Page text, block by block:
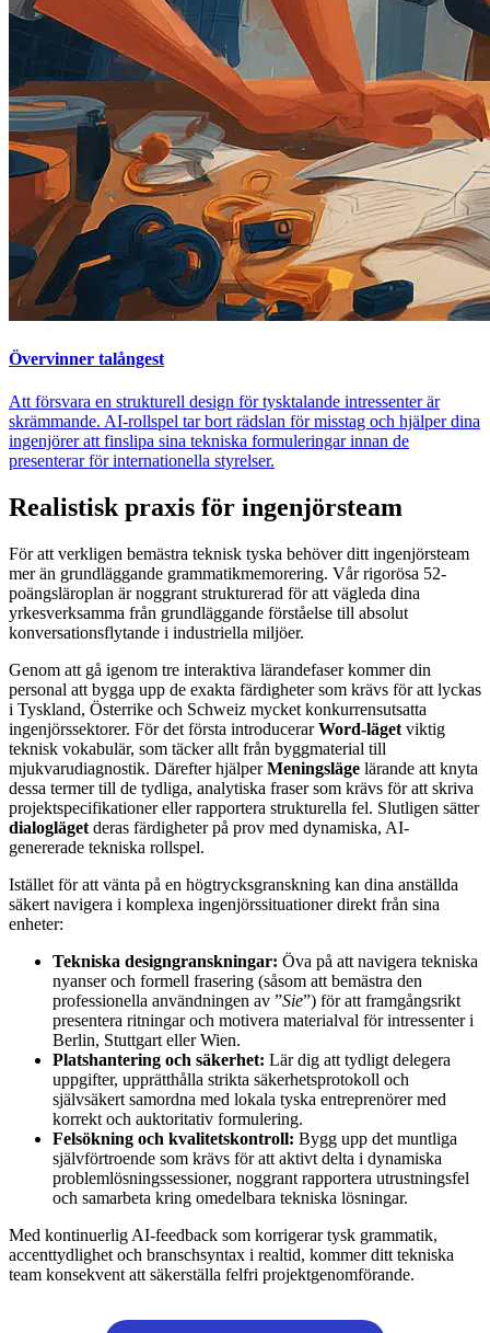
Övervinner talångest
Att försvara en strukturell design för tysktalande intressenter är
skrämmande. AI-rollspel tar bort rädslan för misstag och hjälper dina
ingenjörer att finslipa sina tekniska formuleringar innan de
presenterar för internationella styrelser.
Realistisk praxis för ingenjörsteam
För att verkligen bemästra teknisk tyska behöver ditt ingenjörsteam
mer än grundläggande grammatikmemorering. Vår rigorösa 52-
poängsläroplan är noggrant strukturerad för att vägleda dina
yrkesverksamma från grundläggande förståelse till absolut
konversationsflytande i industriella miljöer.
Genom att gå igenom tre interaktiva lärandefaser kommer din
personal att bygga upp de exakta färdigheter som krävs för att lyckas
i Tyskland, Österrike och Schweiz mycket konkurrensutsatta
ingenjörssektorer. För det första introducerarWord-läget viktig
teknisk vokabulär, som täcker allt från byggmaterial till
mjukvarudiagnostik. Därefter hjälperMeningsläge lärande att knyta
dessa termer till de tydliga, analytiska fraser som krävs för att skriva
projektspecifikationer eller rapportera strukturella fel. Slutligen sätter
dialogläget deras färdigheter på prov med dynamiska, AI-
genererade tekniska rollspel.
Istället för att vänta på en högtrycksgranskning kan dina anställda
säkert navigera i komplexa ingenjörssituationer direkt från sina
enheter:
Tekniska designgranskningar: Öva på att navigera tekniska
nyanser och formell frasering (såsom att bemästra den
professionella användningen av ”Sie”) för att framgångsrikt
presentera ritningar och motivera materialval för intressenter i
Berlin, Stuttgart eller Wien.
Platshantering och säkerhet: Lär dig att tydligt delegera
uppgifter, upprätthålla strikta säkerhetsprotokoll och
självsäkert samordna med lokala tyska entreprenörer med
korrekt och auktoritativ formulering.
Felsökning och kvalitetskontroll: Bygg upp det muntliga
självförtroende som krävs för att aktivt delta i dynamiska
problemlösningssessioner, noggrant rapportera utrustningsfel
och samarbeta kring omedelbara tekniska lösningar.
Med kontinuerlig AI-feedback som korrigerar tysk grammatik,
accenttydlighet och branschsyntax i realtid, kommer ditt tekniska
team konsekvent att säkerställa felfri projektgenomförande.